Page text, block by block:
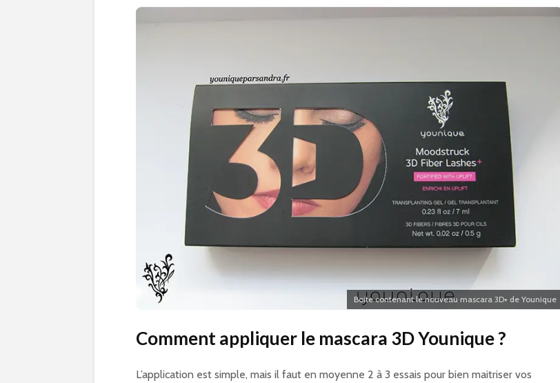
Boite contenant le nouveau mascara 3D+ de Younique
Comment appliquer le mascara 3D Younique ?
L’application est simple, mais il faut en moyenne 2 à 3 essais pour bien maitriser vos